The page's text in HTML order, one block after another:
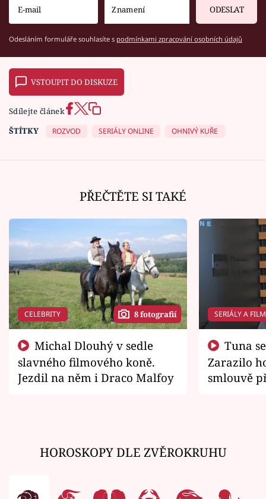
ODESLAT
Odesláním formuláře souhlasíte s podmínkami zpracování osobních údajů
VSTOUPIT DO DISKUZE
Sdílejte článek
ŠTÍTKY
ROZVOD SERIÁLY ONLINE OHNIVÝ KUŘE
PŘEČTĚTE SI TAKÉ
CELEBRITY 8 fotografií
slavného filmového koně.
Jezdil na něm i Draco Malfoy
SERIÁLY A
Zarazilo
smlouvě
HOROSKOPY DLE ZVĚROKRUHU